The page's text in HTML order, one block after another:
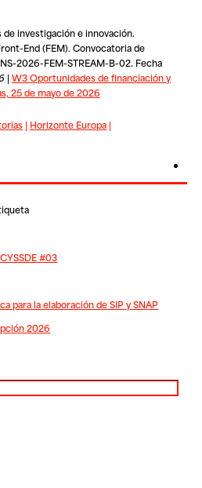
investigación e innovación.
End (FEM). Convocatoria de
2026-FEM-STREAM-B-02. Fecha
| W3 Oportunidades de financiación y
25 de mayo de 2026
| Horizonte Europa|
#03
para la elaboración de SIP y SNAP
2026